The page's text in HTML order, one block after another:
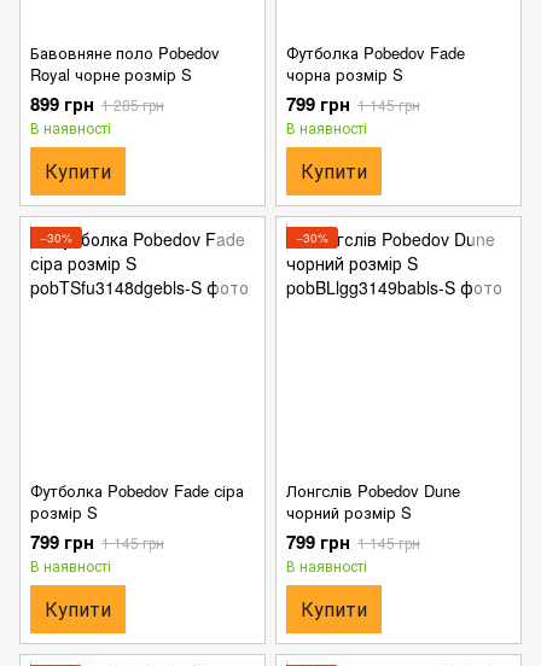
Бавовняне поло Pobedov
Royal чорне розмір S
899 грн 1 285 грн
В наявності
Купити
Футболка Pobedov Fade
чорна розмір S
799 грн 1 145 грн
В наявності
Купити
−30%
Футболка Pobedov Fade сіра
розмір S
799 грн 1 145 грн
В наявності
Купити
−30%
Лонгслів Pobedov Dune
чорний розмір S
799 грн 1 145 грн
В наявності
Купити